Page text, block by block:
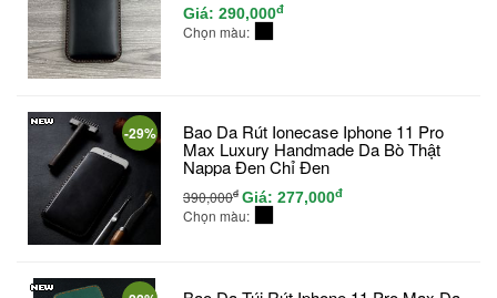
Giá: 290,000đ
Chọn màu:
-29% Bao Da Rút Ionecase Iphone 11 Pro
Max Luxury Handmade Da Bò Thật
Nappa Đen Chỉ Đen
390,000đ Giá: 277,000đ
Chọn màu: